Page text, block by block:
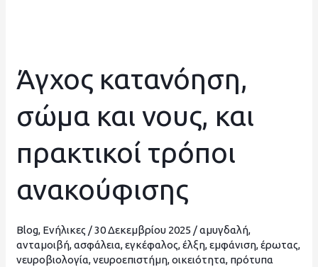
Άγχος κατανόηση,
σώμα και νους, και
πρακτικοί τρόποι
ανακούφισης
Blog, Ενήλικες /30 Δεκεμβρίου 2025 /αμυγδαλή,
ανταμοιβή,ασφάλεια,εγκέφαλος,έλξη,εμφάνιση,έρωτας,
νευροβιολογία,νευροεπιστήμη,οικειότητα, πρότυπα
Άγχος
κατανόηση,
σώμα
και
νους,
και
πρακτικοί
τρόποι
ανακούφισης